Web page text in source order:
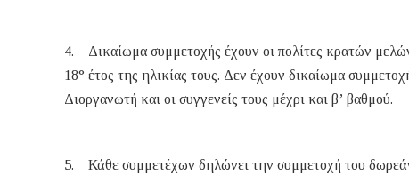
4. Δικαίωμα συμμετοχής έχουν οι πολίτες κρατών
18° έτος της ηλικίας τους. Δεν έχουν δικαίωμα
Διοργανωτή και οι συγγενείς τους μέχρι και β’ βαθμού.
5. Κάθε συμμετέχων δηλώνει την συμμετοχή του